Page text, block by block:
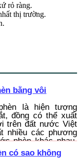
rỏ ràng.
thị trường.
bằng vôi
là hiện tượng
đồng có thể xuất
trên đất nước Việt
nhiều các phương
phèn khác nhau.
sử dụng vôi
vì chi phí rẻ dễ
có sao không